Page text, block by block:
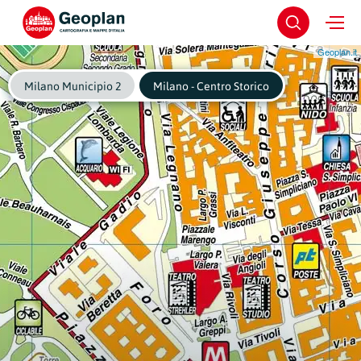
Geoplan.it
Milano Municipio 2 Milano - Centro Storico